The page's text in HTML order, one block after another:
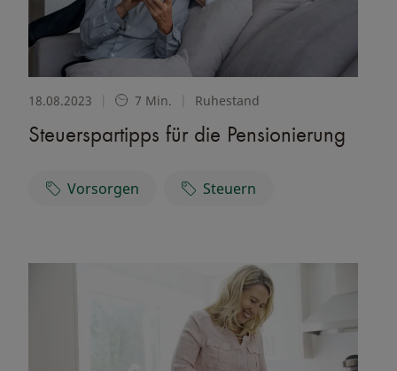
18.08.2023 | 7 Min. | Ruhestand
Steuerspartipps für die Pensionierung
Vorsorgen Steuern